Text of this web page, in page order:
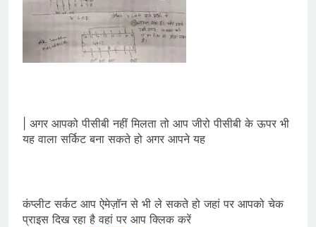
| अगर आपको पीसीबी नहीं मिलता तो आप जीरो पीसीबी के ऊपर भी
यह वाला सर्किट बना सकते हो अगर आपने यह
कंप्लीट सर्कट आप ऐमेज़ॉन से भी ले सकते हो जहां पर आपको चेक
प्राइस दिख रहा है वहां पर आप क्लिक करें